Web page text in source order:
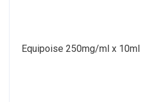
Equipoise 250mg/ml x 10ml